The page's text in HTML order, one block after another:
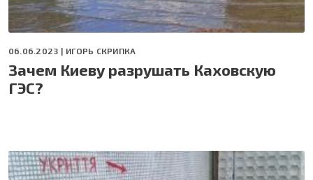
06.06.2023 | ИГОРЬ СКРИПКА
Зачем Киеву разрушать Каховскую
ГЭС?